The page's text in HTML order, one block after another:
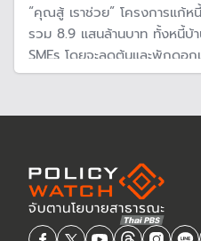
“คุณสู้ เราช่วย” โครงการแก้
รวม 8.9 แสนล้านบาท ทั้งหนี้บ้
SMEs โดยจะลดต้นและพักดอ
ตั้งแต่วันที่ 12 ธ.ค. 67